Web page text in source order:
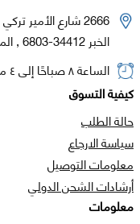
2666 شارع الأمير تركي – الكورنيش , وحدة رقم 102
الخبر 34412-6803 , المملكة العربية السعودية
الساعة ٨ صباحًا إلى ٤ مساء من الأحد إلى الخميس
كيفية التسوق
حالة الطلب
سياسة الارجاع
معلومات التوصيل
أرشادات الشحن الدولي
معلومات